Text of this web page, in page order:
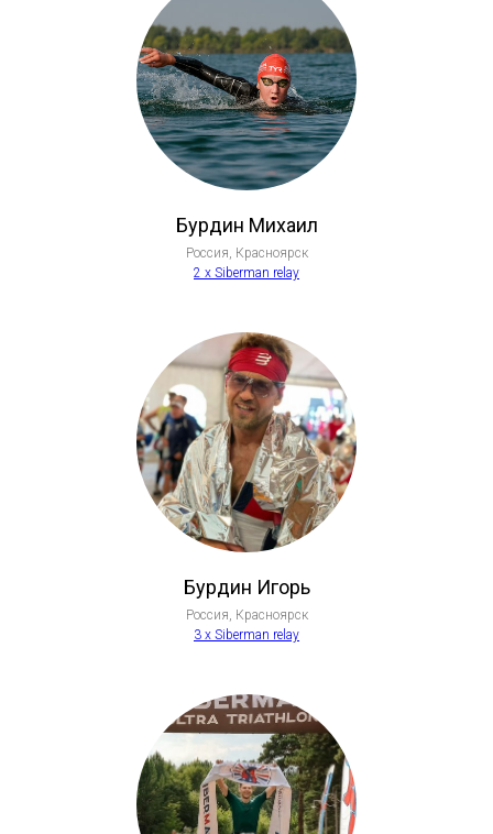
Бурдин Михаил
Россия, Красноярск
2 х Siberman relay
Бурдин Игорь
Россия, Красноярск
3 х Siberman relay